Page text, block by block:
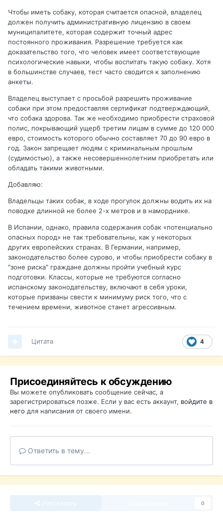
Чтобы иметь собаку, которая считается опасной, владелец
должен получить административную лицензию в своем
муниципалитете, которая содержит точный адрес
постоянного проживания. Разрешение требуется как
доказательство того, что человек имеет соответствующие
психологические навыки, чтобы воспитать такую собаку. Хотя
в большинстве случаев, тест часто сводится к заполнению
анкеты.
Владелец выступает с просьбой разрешить проживание
собаки при этом предоставляя сертификат подтверждающий,
что собака здорова. Так же необходимо приобрести страховой
полис, покрывающий ущерб третим лицам в сумме до 120 000
евро, стоимость которого обычно составляет 70 до 90 евро в
год. Закон запрещает людям с криминальным прошлым
(судимостью), а также несовершеннолетним приобретать или
обладать такими животными.
Добавляю:
Владельцы таких собак, в ходе прогулок должны водить их на
поводке длинной не более 2-х метров и в наморднике.
В Испании, однако, правила содержания собак «потенциально
опасных пород» не так требовательны, как у некоторых
других европейских странах. В Германии, например,
законодательство более сурово, и чтобы приобрести собаку в
"зоне риска" граждане должны пройти учебный курс
подготовки. Классы, которые не требуются согласно
испанскому законодательству, включают в себя уроки,
которые призваны свести к минимуму риск того, что с
течением времени, животное станет агрессивным.
4
Цитата
Присоединяйтесь к обсуждению
Вы можете опубликовать сообщение сейчас, а
зарегистрироваться позже. Если у вас есть аккаунт, войдите в
него для написания от своего имени.
Ответить в тему...
0